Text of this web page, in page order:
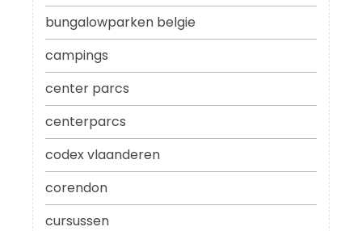
bungalowparken belgie
campings
center parcs
centerparcs
codex vlaanderen
corendon
cursussen